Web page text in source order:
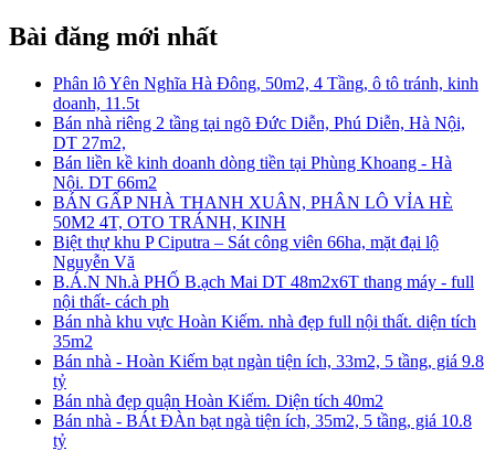
Bài đăng mới nhất
Phân lô Yên Nghĩa Hà Đông, 50m2, 4 Tầng, ô tô tránh, kinh
doanh, 11.5t
Bán nhà riêng 2 tầng tại ngõ Đức Diễn, Phú Diễn, Hà Nội,
DT 27m2,
Bán liền kề kinh doanh dòng tiền tại Phùng Khoang - Hà
Nội. DT 66m2
BÁN GẤP NHÀ THANH XUÂN, PHÂN LÔ VỈA HÈ
50M2 4T, OTO TRÁNH, KINH
Biệt thự khu P Ciputra – Sát công viên 66ha, mặt đại lộ
Nguyễn Vă
B.Á.N Nh.à PHỐ B.ạch Mai DT 48m2x6T thang máy - full
nội thất- cách ph
Bán nhà khu vực Hoàn Kiếm. nhà đẹp full nội thất. diện tích
35m2
Bán nhà - Hoàn Kiếm bạt ngàn tiện ích, 33m2, 5 tầng, giá 9.8
tỷ
Bán nhà đẹp quận Hoàn Kiếm. Diện tích 40m2
Bán nhà - BÁt ĐÀn bạt ngà tiện ích, 35m2, 5 tầng, giá 10.8
tỷ